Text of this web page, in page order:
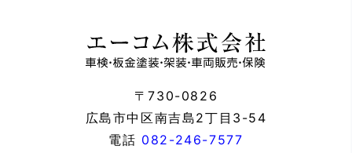
〒730-0826
広島市中区南吉島2丁目3-54
電話 082-246-7577